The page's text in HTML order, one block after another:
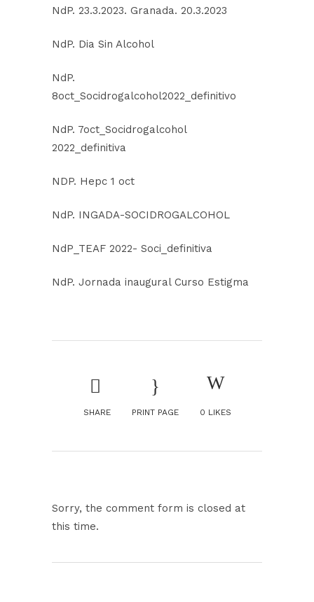
NdP. 23.3.2023. Granada. 20.3.2023
NdP. Dia Sin Alcohol
NdP.
8oct_Socidrogalcohol2022_definitivo
NdP. 7oct_Socidrogalcohol
2022_definitiva
NDP. Hepc 1 oct
NdP. INGADA-SOCIDROGALCOHOL
NdP_TEAF 2022- Soci_definitiva
NdP. Jornada inaugural Curso Estigma
SHARE PRINT PAGE 0 LIKES
Sorry, the comment form is closed at
this time.